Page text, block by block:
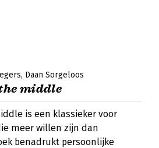
Daan Sorgeloos
middle
is een klassieker voor
meer willen zijn dan
benadrukt persoonlijke